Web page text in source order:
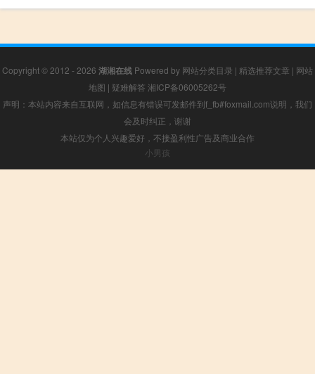
Copyright © 2012 - 2026 湖湘在线 Powered by 网站分类目录 | 精选推荐文章 | 网站
地图 | 疑难解答 湘ICP备06005262号
声明：本站内容来自互联网，如信息有错误可发邮件到f_fb#foxmail.com说明，我们
会及时纠正，谢谢
本站仅为个人兴趣爱好，不接盈利性广告及商业合作
小男孩